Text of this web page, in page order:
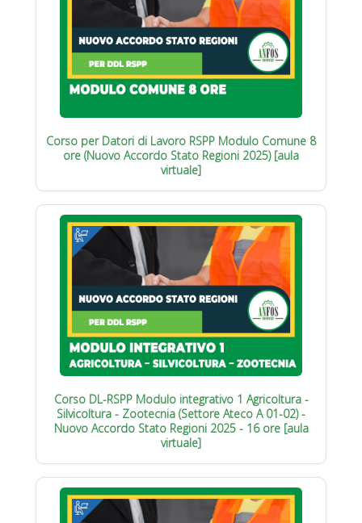
Corso per Datori di Lavoro RSPP Modulo Comune 8
ore (Nuovo Accordo Stato Regioni 2025) [aula
virtuale]
Corso DL-RSPP Modulo integrativo 1 Agricoltura -
Silvicoltura - Zootecnia (Settore Ateco A 01-02) -
Nuovo Accordo Stato Regioni 2025 - 16 ore [aula
virtuale]